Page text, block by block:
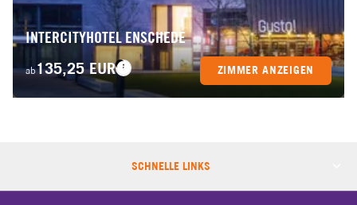
INTERCITYHOTEL ENSCHEDE
ab135,25 EUR ZIMMER ANZEIGEN
SCHNELLE LINKS